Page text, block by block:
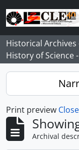
Skip to main content
Historical
History of Science
Print preview Close
Archival